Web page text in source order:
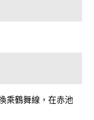
乘鶴舞線，在赤池